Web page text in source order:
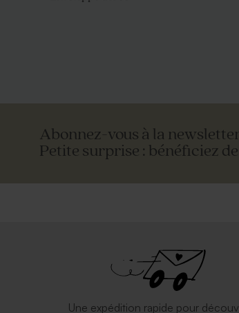
Abonnez-vous à la
Petite surprise : bénéficiez
Une expédition rapide pour